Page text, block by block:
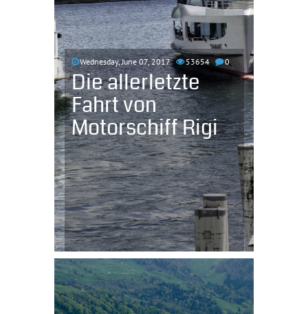
Wednesday, June 07, 2017 53654 0
Die allerletzte
Fahrt von
Motorschiff Rigi